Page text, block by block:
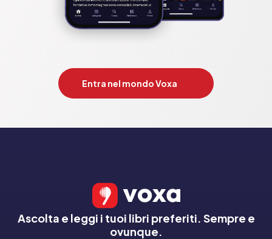
Entra nel mondo Voxa
Ascolta e leggi i tuoi libri preferiti. Sempre e
ovunque.